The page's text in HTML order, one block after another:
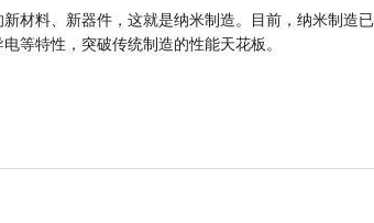
材料、新器件，这就是纳米制造。目前，纳米制造
等特性，突破传统制造的性能天花板。